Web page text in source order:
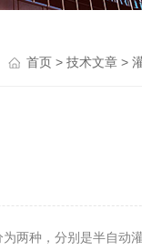
首页 > 技术文章 >
两种，分别是半自动